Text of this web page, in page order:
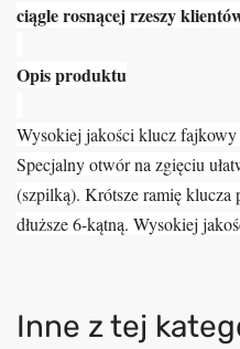
ciągle rosnącej rzeszy
Opis produktu
Wysokiej jakości klucz
Specjalny otwór na zgięciu
(szpilką). Krótsze ramię klucza
dłuższe 6-kątną. Wysokiej
Inne z tej